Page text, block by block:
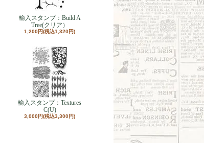
輸入スタンプ：Build A
Tree(クリア）
1,200円(税込1,320円)
輸入スタンプ：Textures
C(U)
3,000円(税込3,300円)